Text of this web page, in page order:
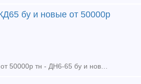
бу и новые от 50000р
Закупаем подкладки ж/д: - КБ65 бу и новые от 40000 р тн - КД65 бу и новые от 50000р тн - ДН6-65 бу и новые от 35000р тн - Болт стыковой бу и новый от 40000р тн - Болт клеммный, закладной бу и